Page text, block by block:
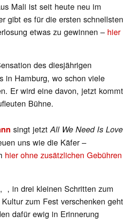
Mali ist seit heute neu im
gibt es für die ersten schnellsten
etwas zu gewinnen – hier
des diesjährigen
in Hamburg, wo schon viele
Er wird eine davon, jetzt kommt
Bühne.
singt jetztAll We Need Is Love
uns wie die Käfer –
hier ohne zusätzlichen Gebühren
, in drei kleinen Schritten zum
zum Fest verschenken geht
dafür ewig in Erinnerung